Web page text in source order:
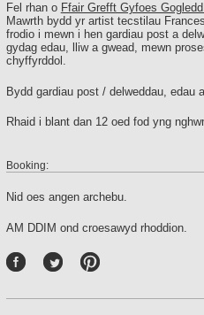
Fel rhan o Ffair Grefft Gyfoes
Mawrth bydd yr artist tecstilau
frodio i mewn i hen gardiau post a
gydag edau, lliw a gwead, mewn
chyffyrddol.
Bydd gardiau post / delweddau, edau
Rhaid i blant dan 12 oed fod yng
Booking:
Nid oes angen archebu.
AM DDIM ond croesawyd rhoddion.
ere